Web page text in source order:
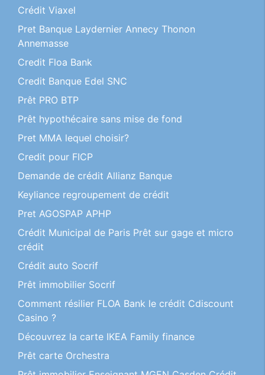
Crédit Viaxel
Pret Banque Laydernier Annecy Thonon
Annemasse
Credit Floa Bank
Credit Banque Edel SNC
Prêt PRO BTP
Prêt hypothécaire sans mise de fond
Pret MMA lequel choisir?
Credit pour FICP
Demande de crédit Allianz Banque
Keyliance regroupement de crédit
Pret AGOSPAP APHP
Crédit Municipal de Paris Prêt sur gage et micro
crédit
Crédit auto Socrif
Prêt immobilier Socrif
Comment résilier FLOA Bank le crédit Cdiscount
Casino ?
Découvrez la carte IKEA Family finance
Prêt carte Orchestra